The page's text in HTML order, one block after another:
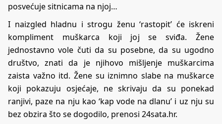
posvećuje sitnicama na njoj…
I naizgled hladnu i strogu ženu ‘rastopit’ će iskreni
kompliment muškarca koji joj se sviđa. Žene
jednostavno vole čuti da su posebne, da su ugodno
društvo, znati da je njihovo mišljenje muškarcima
zaista važno itd. Žene su iznimno slabe na muškarce
koji pokazuju osjećaje, ne skrivaju da su ponekad
ranjivi, paze na nju kao ‘kap vode na dlanu’ i uz nju su
bez obzira što se dogodilo, prenosi 24sata.hr.